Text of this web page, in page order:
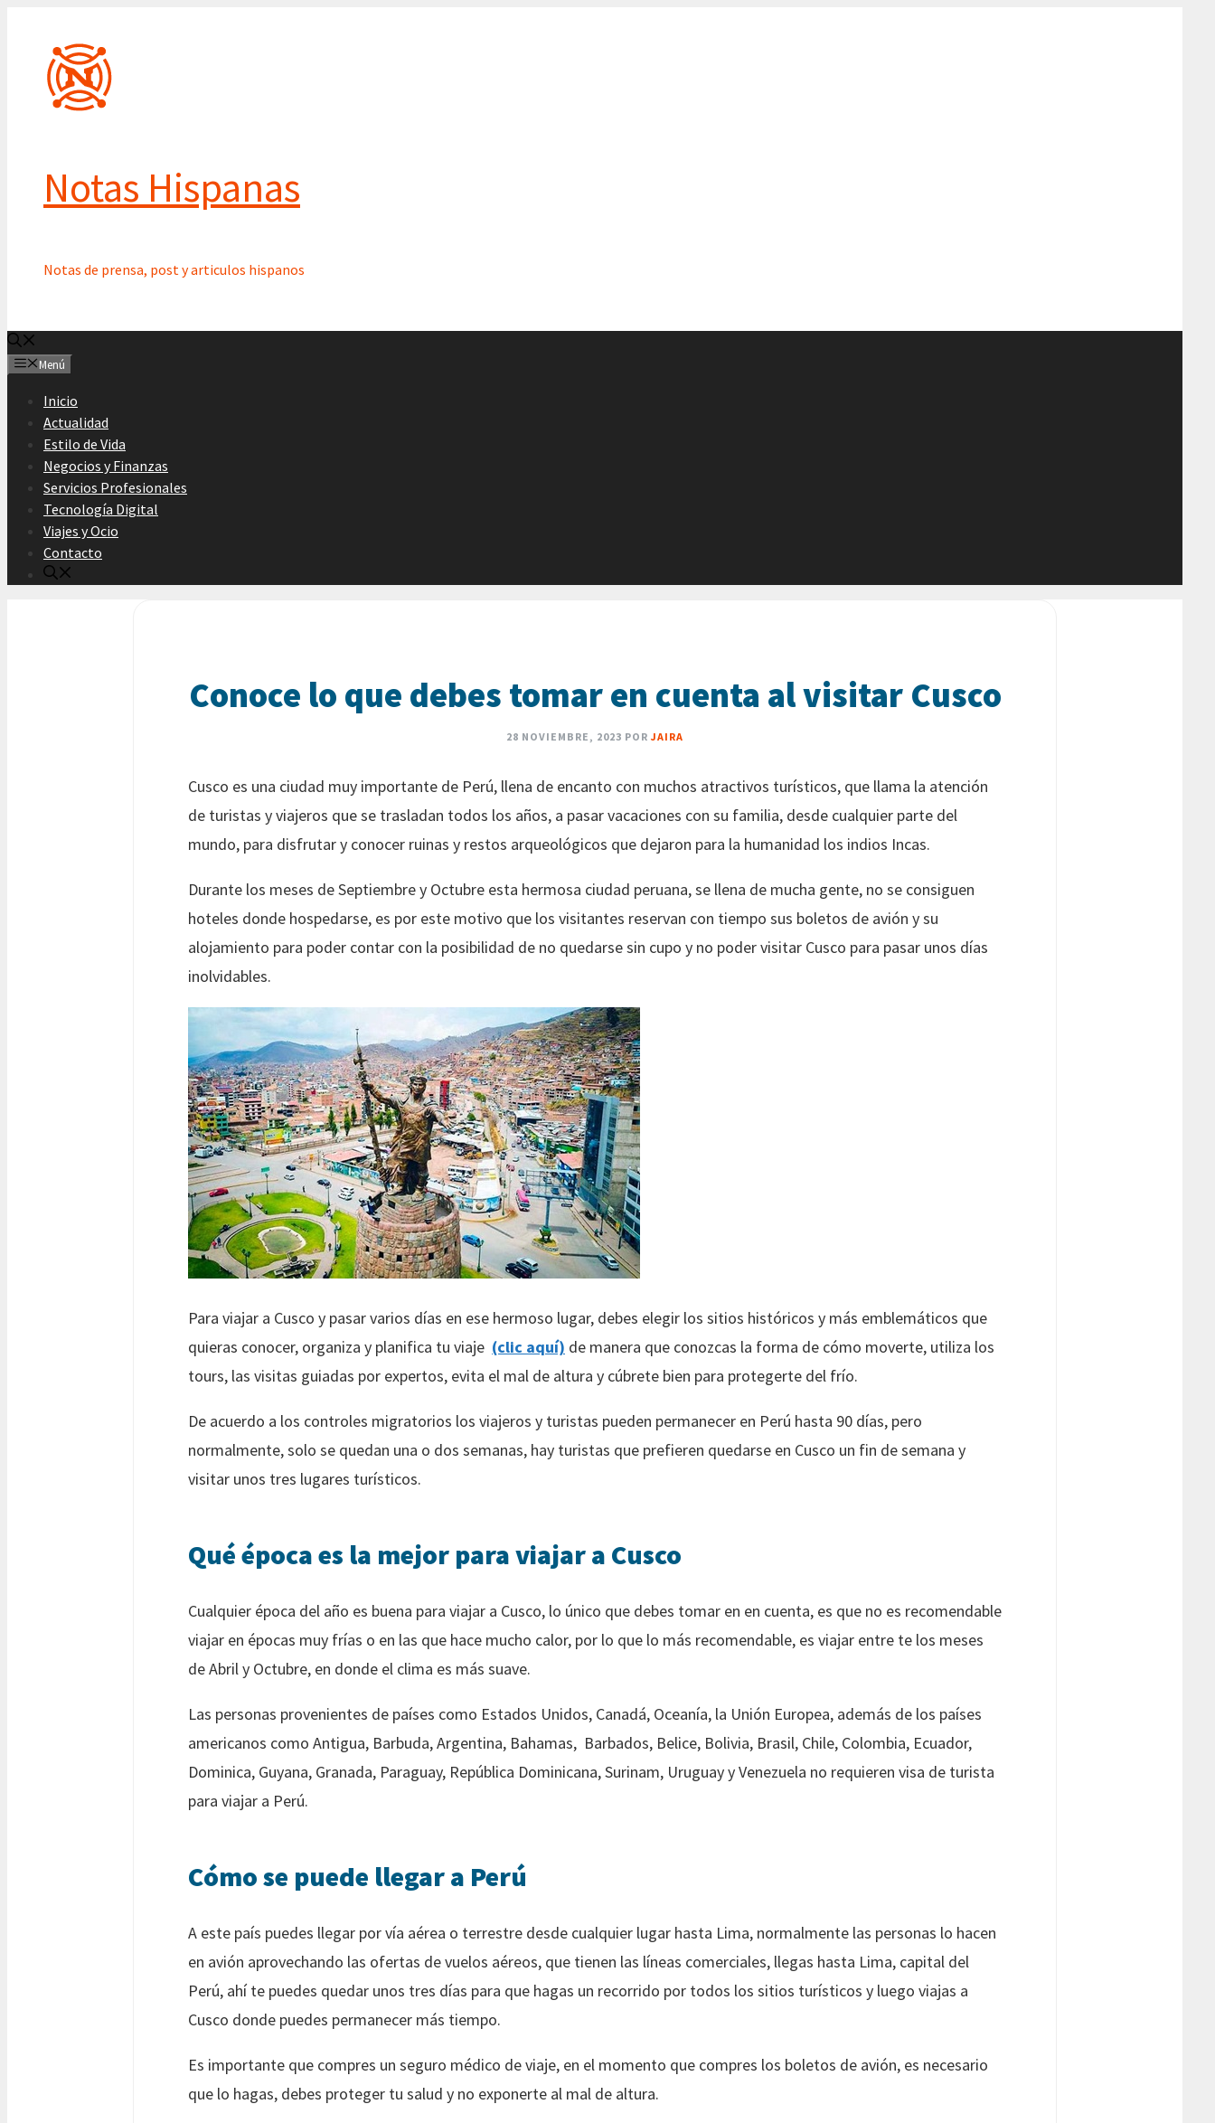
contenido
Notas Hispanas
Notas de prensa, post y articulos hispanos
Menú
Inicio
Actualidad
Estilo de Vida
Negocios y Finanzas
Servicios Profesionales
Tecnología Digital
Viajes y Ocio
Contacto
Conoce lo que debes tomar en cuenta al visitar Cusco
28 NOVIEMBRE, 2023 POR JAIRA
Cusco es una ciudad muy importante de Perú, llena de encanto con muchos atractivos turísticos, que llama la atención
de turistas y viajeros que se trasladan todos los años, a pasar vacaciones con su familia, desde cualquier parte del
mundo, para disfrutar y conocer ruinas y restos arqueológicos que dejaron para la humanidad los indios Incas.
Durante los meses de Septiembre y Octubre esta hermosa ciudad peruana, se llena de mucha gente, no se consiguen
hoteles donde hospedarse, es por este motivo que los visitantes reservan con tiempo sus boletos de avión y su
alojamiento para poder contar con la posibilidad de no quedarse sin cupo y no poder visitar Cusco para pasar unos días
inolvidables.
Para viajar a Cusco y pasar varios días en ese hermoso lugar, debes elegir los sitios históricos y más emblemáticos que
quieras conocer, organiza y planifica tu viaje (clic aquí) de manera que conozcas la forma de cómo moverte, utiliza los
tours, las visitas guiadas por expertos, evita el mal de altura y cúbrete bien para protegerte del frío.
De acuerdo a los controles migratorios los viajeros y turistas pueden permanecer en Perú hasta 90 días, pero
normalmente, solo se quedan una o dos semanas, hay turistas que prefieren quedarse en Cusco un fin de semana y
visitar unos tres lugares turísticos.
Qué época es la mejor para viajar a Cusco
Cualquier época del año es buena para viajar a Cusco, lo único que debes tomar en en cuenta, es que no es recomendable
viajar en épocas muy frías o en las que hace mucho calor, por lo que lo más recomendable, es viajar entre te los meses
de Abril y Octubre, en donde el clima es más suave.
Las personas provenientes de países como Estados Unidos, Canadá, Oceanía, la Unión Europea, además de los países
americanos como Antigua, Barbuda, Argentina, Bahamas, Barbados, Belice, Bolivia, Brasil, Chile, Colombia, Ecuador,
Dominica, Guyana, Granada, Paraguay, República Dominicana, Surinam, Uruguay y Venezuela no requieren visa de turista
para viajar a Perú.
Cómo se puede llegar a Perú
A este país puedes llegar por vía aérea o terrestre desde cualquier lugar hasta Lima, normalmente las personas lo hacen
en avión aprovechando las ofertas de vuelos aéreos, que tienen las líneas comerciales, llegas hasta Lima, capital del
Perú, ahí te puedes quedar unos tres días para que hagas un recorrido por todos los sitios turísticos y luego viajas a
Cusco donde puedes permanecer más tiempo.
Es importante que compres un seguro médico de viaje, en el momento que compres los boletos de avión, es necesario
que lo hagas, debes proteger tu salud y no exponerte al mal de altura.